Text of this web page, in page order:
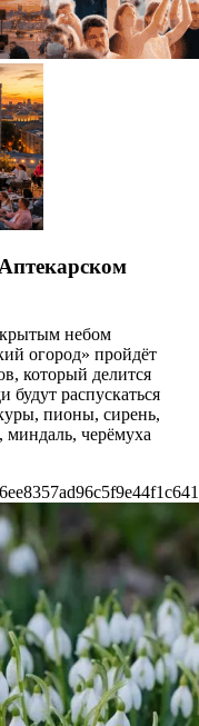
небом
огород» пройдёт
который делится
будут распускаться
пионы, сирень,
черёмуха